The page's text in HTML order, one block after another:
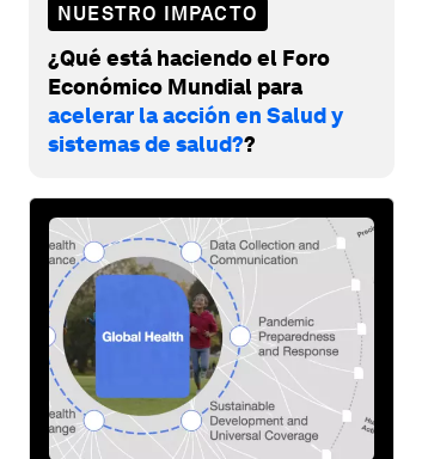
NUESTRO IMPACTO
¿Qué está haciendo el Foro
Económico Mundial para
acelerar la acción en Salud y
sistemas de salud??